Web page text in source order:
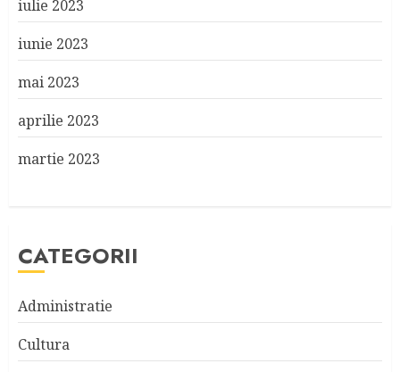
iulie 2023
iunie 2023
mai 2023
aprilie 2023
martie 2023
CATEGORII
Administratie
Cultura